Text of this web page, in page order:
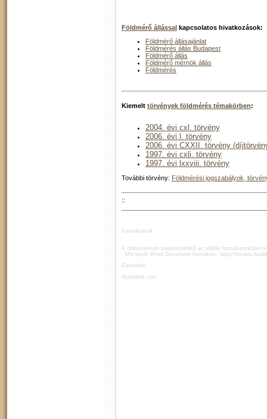
Földmérő állással
kapcsolatos hivatkozások:
Földmérő állásajánlat
Földmérés állás Budapest
Földmérő állás
Földmérő mérnök állás
Földmérés
Kiemelt törvények földmérés témakörben:
2004. évi cxl. törvény
2006. évi l. törvény
2006. évi CXXII. törvény
1997. évi cxli. törvény
1997. évi lxxviii. törvény
További törvény: Földmérési jogszabályok,
::
Formátumok
A dokumentum megtekinthető az alábbi formátumokban
- Microsoft Word Document formátum: http://terratis.hu/
Partnerek
MaXeline.com